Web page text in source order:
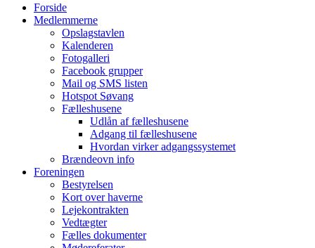
Forside
Medlemmerne
Opslagstavlen
Kalenderen
Fotogalleri
Facebook grupper
Mail og SMS listen
Hotspot Søvang
Fælleshusene
Udlån af fælleshusene
Adgang til fælleshusene
Hvordan virker adgangssystemet
Brændeovn info
Foreningen
Bestyrelsen
Kort over haverne
Lejekontrakten
Vedtægter
Fælles dokumenter